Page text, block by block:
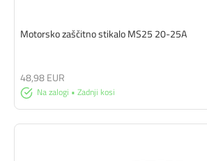
Motorsko zaščitno stikalo MS25 20-25A
Na zalogi • Zadnji kosi
48,98 EUR